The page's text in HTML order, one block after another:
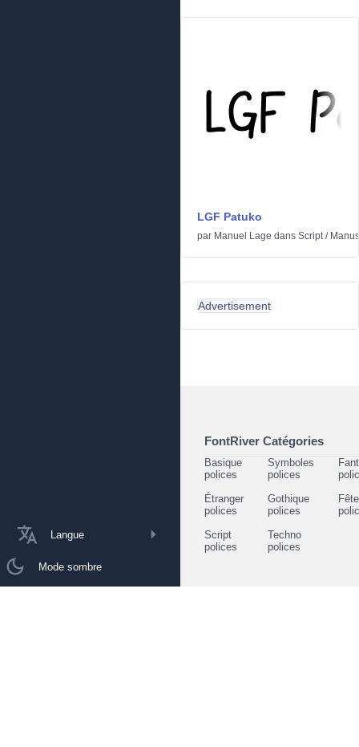
Langue
Mode sombre
LGF Patuko
par Manuel Lage dans Script/
Advertisement
FontRiver Catégories
Basique
polices
Symboles
polices
Étranger
polices
Gothique
polices
Script
polices
Techno
polices